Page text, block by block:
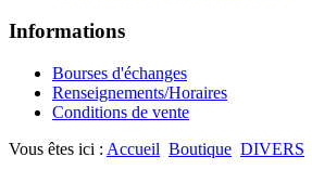
Informations
Bourses d'échanges
Renseignements/Horaires
Conditions de vente
Vous êtes ici : Accueil Boutique DIVERS